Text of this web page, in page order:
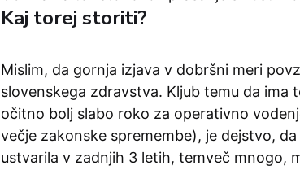
Kaj torej storiti?
Mislim, da gornja izjava v dobršni meri
slovenskega zdravstva. Kljub temu da ima
očitno bolj slabo roko za operativno
večje zakonske spremembe), je dejstvo,
ustvarila v zadnjih 3 letih, temveč mnogo,